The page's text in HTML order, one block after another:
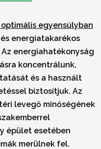
optimális egyensúlyban
energiatakarékos
energiahatékonyság
koncentrálunk,
és a használt
biztosítjuk. Az
levegő minőségének
épület esetében
merülnek fel.